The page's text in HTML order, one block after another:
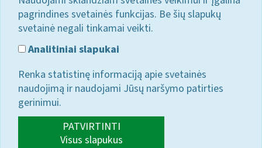
pagrindines svetainės funkcijas. Be šių slapukų
svetainė negali tinkamai veikti.
Analitiniai slapukai
Renka statistinę informaciją apie svetainės
naudojimą ir naudojami Jūsų naršymo patirties
gerinimui.
PATVIRTINTI
Visus slapukus